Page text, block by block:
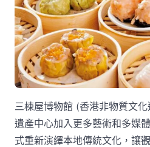
三棟屋博物館 (香港非物質文
遺產中心加入更多藝術和多媒
式重新演繹本地傳統文化，讓